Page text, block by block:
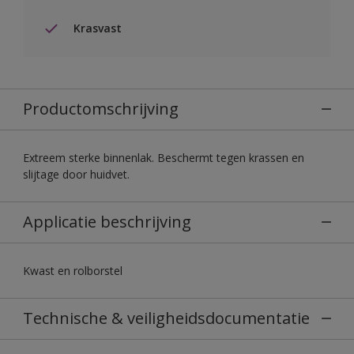
Krasvast
Productomschrijving
Extreem sterke binnenlak. Beschermt tegen krassen en
slijtage door huidvet.
Applicatie beschrijving
Kwast en rolborstel
Technische & veiligheidsdocumentatie